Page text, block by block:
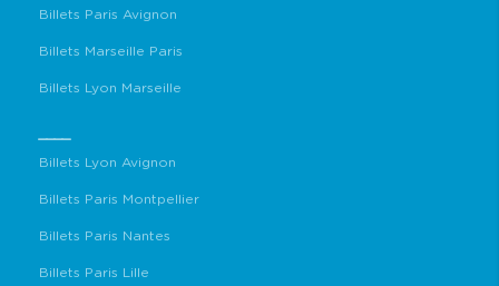
Billets Paris Avignon
Billets Marseille Paris
Billets Lyon Marseille
Billets Lyon Avignon
Billets Paris Montpellier
Billets Paris Nantes
Billets Paris Lille